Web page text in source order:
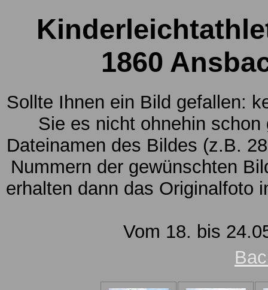
1860
Sollte Ihnen ein Bild gefallen:
Sie es nicht ohnehin
Dateinamen des Bildes (z.B.
Nummern der gewünschten
erhalten dann das Originalfoto
Vom 18. bis